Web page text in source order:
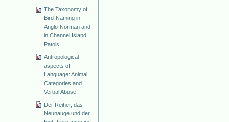
The Taxonomy of
Bird-Naming in
Anglo-Norman and
in Channel Island
Patois
Antropological
aspects of
Language: Animal
Categories and
Verbal Abuse
Der Reiher, das
Neunauge und der